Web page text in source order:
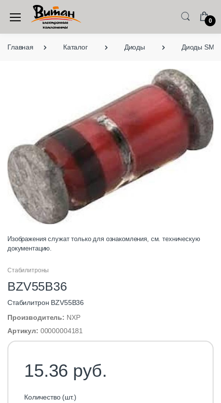
0
Главная Каталог Диоды Диоды SMD
Изображения служат только для ознакомления, см. техническую
документацию.
Стабилитроны
BZV55B36
Стабилитрон BZV55B36
Производитель: NXP
Артикул: 00000004181
15.36 руб.
Количество (шт.)